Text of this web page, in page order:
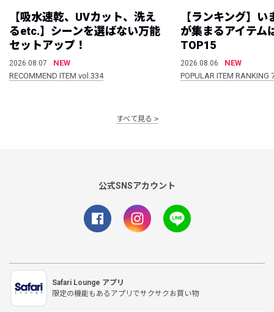
【吸水速乾、UVカット、洗え
るetc.】シーンを選ばない万能
セットアップ！
2026.08.07
NEW
RECOMMEND ITEM vol.334
【ランキング】
が集まるアイテム
TOP15
2026.08.06
NEW
POPULAR ITEM
すべて見る
公式SNSアカウント
Safari Lounge アプリ
限定の機能もあるアプリでサクサクお買い物